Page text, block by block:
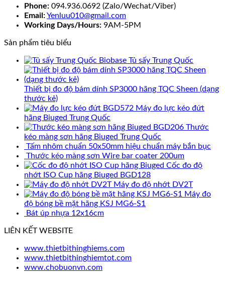
Phone: 094.936.0692 (Zalo/Wechat/Viber)
Email:Yenluu010@gmail.com
Working Days/Hours: 9AM-5PM
Sản phẩm tiêu biểu
Tủ sấy Trung Quốc
Thiết bị đo độ bám dính SP3000 hãng TQC Sheen (dạng
thước kẻ)
Máy đo lực kéo đứt
hãng Biuged Trung Quốc
Thước
kéo màng sơn hãng Biuged Trung Quốc
Tấm nhôm chuẩn 50x50mm hiệu chuẩn máy bắn bục
Thước kéo màng sơn Wire bar coater 200um
Cốc đo độ
nhớt ISO Cup hãng Biuged BGD128
Máy đo độ nhớt DV2T
Máy đo
độ bóng bề mặt hãng KSJ MG6-S1
Bát úp nhựa 12x16cm
LIÊN KẾT WEBSITE
www.thietbithinghiems.com
www.thietbithinghiemtot.com
www.chobuonvn.com